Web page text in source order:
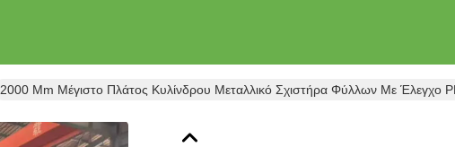
2000 Mm Μέγιστο Πλάτος Κυλίνδρου Μεταλλικό Σχιστήρα Φύλλων Με Έλεγχο